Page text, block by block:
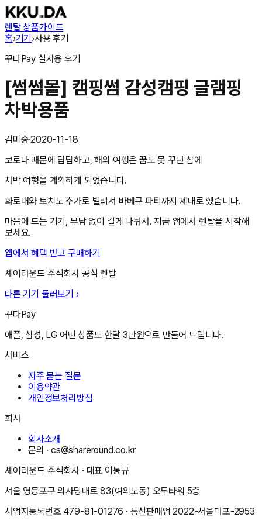
렌탈 상품가이드
홈›기기›사용 후기
꾸다Pay 실사용 후기
[썸썸몰] 캠핑썸 감성캠핑 글램핑
차박용품
김미송·2020-11-18
코로나 때문에 답답하고, 해외 여행은 꿈도 못 꾸던 참에
차박 여행을 계획하게 되었습니다.
화로대와 토치도 추가로 빌려서 바베큐 파티까지 제대로 했습니다.
마음에 드는 기기, 부담 없이 길게 나눠서. 지금 앱에서 렌탈을 시작해
보세요.
앱에서 혜택 받고 구매하기
셰어라운드 주식회사 공식 렌탈
다른 기기 둘러보기 ›
꾸다Pay
애플, 삼성, LG 어떤 상품도 한달 3만원으로 만들어 드립니다.
서비스
자주 묻는 질문
이용약관
개인정보처리방침
회사
회사소개
문의 ·cs@shareround.co.kr
셰어라운드 주식회사 · 대표 이동규
서울 영등포구 의사당대로 83(여의도동) 오투타워 5층
사업자등록번호 479-81-01276 · 통신판매업2022-서울마포-2953